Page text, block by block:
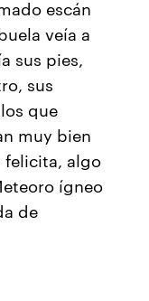
escán
veía a
sus pies,
sus
que
muy bien
felicita, algo
ígneo
de